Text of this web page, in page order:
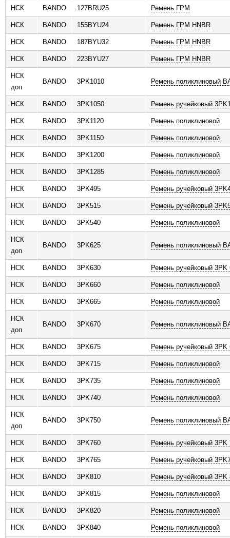
НСК BANDO 127BRU25 Ремень ГРM
НСК BANDO 155BYU24 Ремень ГРM HNBR
НСК BANDO 187BYU32 Ремень ГРM HNBR
НСК BANDO 223BYU27 Ремень ГРM HNBR
НСК
доп
BANDO 3PK1010 Ремень поликлиновый
НСК BANDO 3PK1050 Ремень ручейковый
НСК BANDO 3PK1120 Ремень поликлиновой
НСК BANDO 3PK1150 Ремень поликлиновой
НСК BANDO 3PK1200 Ремень поликлиновой
НСК BANDO 3PK1285 Ремень поликлиновой
НСК BANDO 3PK495 Ремень ручейковый
НСК BANDO 3PK515 Ремень ручейковый
НСК BANDO 3PK540 Ремень поликлиновой
НСК
доп
BANDO 3PK625 Ремень поликлиновый
НСК BANDO 3PK630 Ремень ручейковый 3PK
НСК BANDO 3PK660 Ремень поликлиновой
НСК BANDO 3PK665 Ремень поликлиновой
НСК
доп
BANDO 3PK670 Ремень поликлиновый
НСК BANDO 3PK675 Ремень ручейковый 3PK
НСК BANDO 3PK715 Ремень поликлиновой
НСК BANDO 3PK735 Ремень поликлиновой
НСК BANDO 3PK740 Ремень поликлиновой
НСК
доп
BANDO 3PK750 Ремень поликлиновый
НСК BANDO 3PK760 Ремень ручейковый 3PK
НСК BANDO 3PK765 Ремень ручейковый
НСК BANDO 3PK810 Ремень ручейковый 3PK
НСК BANDO 3PK815 Ремень поликлиновой
НСК BANDO 3PK820 Ремень поликлиновой
НСК BANDO 3PK840 Ремень поликлиновой